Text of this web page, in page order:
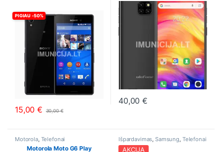
PIGIAU -50%
15,00€ 30,00€
40,00€
This product has multiple
Motorola, Telefonai
Motorola Moto G6 Play
Išpardavimas ,Samsung Telefonai
AKCIJA